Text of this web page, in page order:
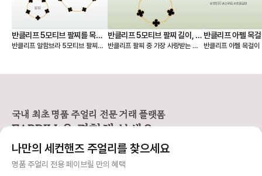
었네요. 오래오래 아껴 차겠습니다!
반클리프 5모티브 팔찌를 목걸
이로 만들기 - 실착비교, 연장체
반클리프 알함브라 5모티브 팔찌를
10모티브 목걸이가 하나 더 생긴 기
프 팔찌를 목걸이로 바꾸는 방법
1️⃣ 6모티브 목걸이 반클리프 알함브
팔찌 + 알함브라 빈티지 목걸이) -
팔찌 고리를 → 목걸이 클로버 쪽에
걸어주세요. - 목걸이 고리를 → 팔
반클리프 5모티브 팔찌 길이, 착
용팁-참으로 착용 vs 길이 수선
반클리프 팔찌 중 가장 사랑받는 제
닉스 모델 등 매장 구매 시 웨이팅 디
즈를 선택할 수 없고 총 길이 19cm
로 스펙이 동일해요. 손목이 얇은 분
요, 저 역시 오닉스 5모티브 팔찌를
😉 [반클리프 알함브라 5모티브 팔
반클리프 아펠 목
총정리
반클리프 아펠 목걸
해 드릴 거예요 ✨ 그중에서도 특히
티브를 기준으로 양
국내 최초 명품 주얼리 전문 거래 플랫폼
FABRILL을 경험해 보세요.
사기 걱정 없는 안전 결제
나만의 세컨핸즈 주얼리를 찾으세요
명품 주얼리 전용 페이브릴 만의 혜택